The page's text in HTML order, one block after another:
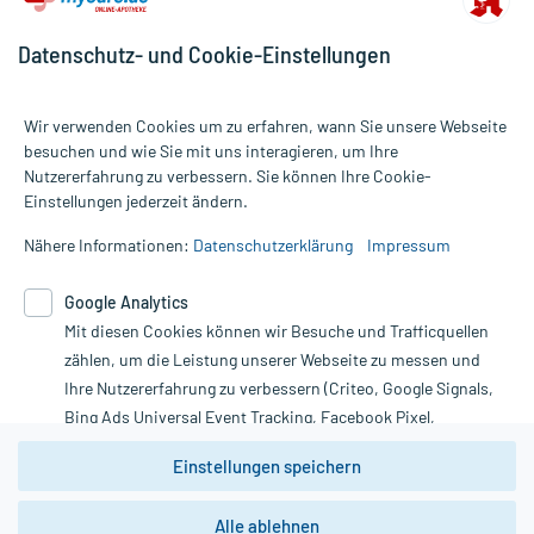
Alle Preise gelten inkl. MwSt., ggf. zzgl. Versandkosten
Informationen auf dieser Website werden ausschließlich für
die Untersuchung und Behandlung durch einen Arzt. Bitte
Therapien eingeleitet werden können. | Diese Webseite benutzt
Google Analytics. Lesen Sie bitte dazu die wichtigen Hinweise in
unserer Datenschutzerklärung. Für den Widerruf einer Bestellung
nutzen Sie das Formular:
Vertrag widerrufen
*Hinweise zu unseren Aktionen und Bewertungen
Datenschutz- und Cookie-Einstellungen
Wir verwenden Cookies um zu erfahren, wann Sie unsere Webseite
besuchen und wie Sie mit uns interagieren, um Ihre
Nutzererfahrung zu verbessern. Sie können Ihre Cookie-
Einstellungen jederzeit ändern.
Nähere Informationen: Datenschutzerklärung Impressum
Google Analytics
Mit diesen Cookies können wir Besuche und Trafficquellen
zählen, um die Leistung unserer Webseite zu messen und
Ihre Nutzererfahrung zu verbessern (Criteo, Google Signals,
Bing Ads Universal Event Tracking, Facebook Pixel,
Youtube-Social Plugin).
Wir weisen darauf hin, dass die
Einstellungen speichern
Alle ablehnen